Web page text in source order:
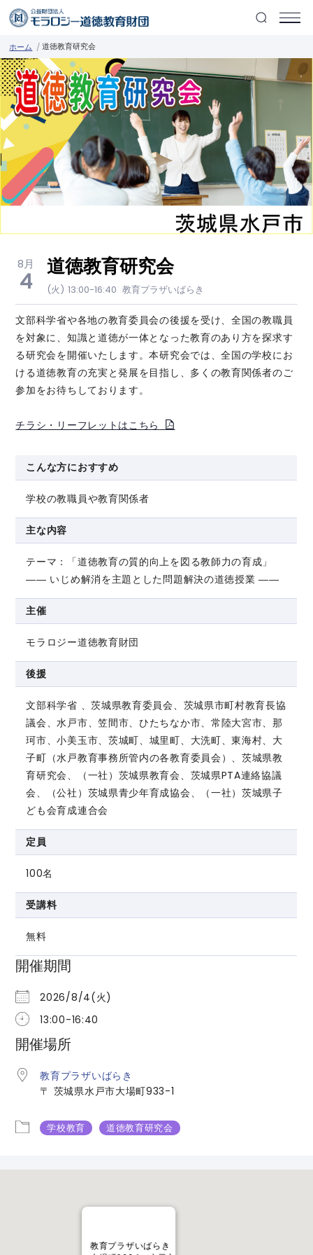
ホーム 道徳教育研究会
8月
4
道徳教育研究会
(火) 13:00-16:40 教育プラザいばらき
文部科学省や各地の教育委員会の後援を受け、全国の教職員
を対象に、知識と道徳が一体となった教育のあり方を探求す
る研究会を開催いたします。本研究会では、全国の学校にお
ける道徳教育の充実と発展を目指し、多くの教育関係者のご
参加をお待ちしております。
チラシ・リーフレットはこちら
こんな方におすすめ
学校の教職員や教育関係者
主な内容
テーマ：「道徳教育の質的向上を図る教師力の育成」
―― いじめ解消を主題とした問題解決の道徳授業 ――
主催
モラロジー道徳教育財団
後援
文部科学省 、茨城県教育委員会、茨城県市町村教育長協
議会、水戸市、笠間市、ひたちなか市、常陸大宮市、那
珂市、小美玉市、茨城町、城里町、大洗町、東海村、大
子町（水戸教育事務所管内の各教育委員会）、茨城県教
育研究会、（一社）茨城県教育会、茨城県PTA連絡協議
会、（公社）茨城県青少年育成協会、（一社）茨城県子
ども会育成連合会
定員
100名
受講料
無料
開催期間
2026/8/4(火)
13:00-16:40
開催場所
教育プラザいばらき
〒 茨城県水戸市大場町933-1
学校教育 道徳教育研究会
教育プラザいばらき